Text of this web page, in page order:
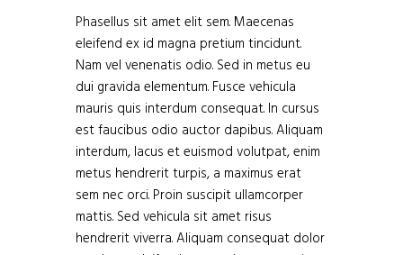
Phasellus sit amet elit sem. Maecenas
eleifend ex id magna pretium tincidunt.
Nam vel venenatis odio. Sed in metus eu
dui gravida elementum. Fusce vehicula
mauris quis interdum consequat. In cursus
est faucibus odio auctor dapibus. Aliquam
interdum, lacus et euismod volutpat, enim
metus hendrerit turpis, a maximus erat
sem nec orci. Proin suscipit ullamcorper
mattis. Sed vehicula sit amet risus
hendrerit viverra. Aliquam consequat dolor